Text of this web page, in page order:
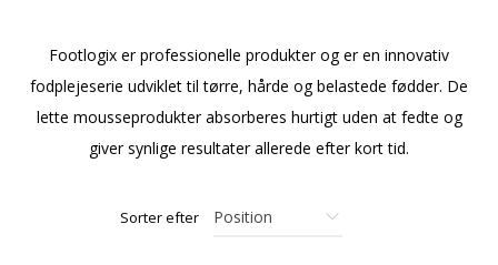
Footlogix er professionelle produkter og er en innovativ
fodplejeserie udviklet til tørre, hårde og belastede fødder. De
lette mousseprodukter absorberes hurtigt uden at fedte og
giver synlige resultater allerede efter kort tid.
Sorter efter